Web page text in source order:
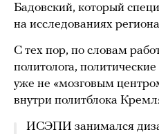
Бадовский, который
на исследованиях
С тех пор, по словам
политолога,
уже не «мозговым
внутри политблока
ИСЭПИ занимался